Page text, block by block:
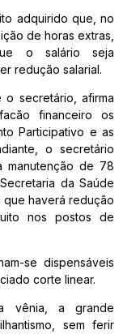
adquirido que, no
de horas extras,
o salário seja
redução salarial.
o secretário, afirma
financeiro os
Participativo e as
o secretário
manutenção de 78
da Saúde
haverá redução
nos postos de
se dispensáveis
corte linear.
vênia, a grande
sem ferir